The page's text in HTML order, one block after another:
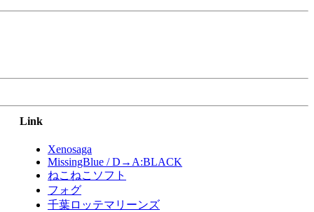
Link
Xenosaga
MissingBlue / D→A:BLACK
ねこねこソフト
フォグ
千葉ロッテマリーンズ